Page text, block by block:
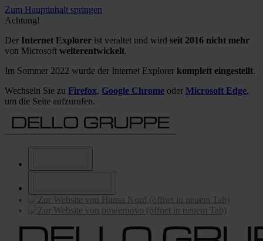
Zum Hauptinhalt springen
Achtung!
Der Internet Explorer ist veraltet und wird seit 2016 nicht mehr
von Microsoft weiterentwickelt.
Im Sommer 2022 wurde der Internet Explorer komplett eingestellt.
Wechseln Sie zu Firefox, Google Chrome oder Microsoft Edge,
um die Seite aufzurufen.